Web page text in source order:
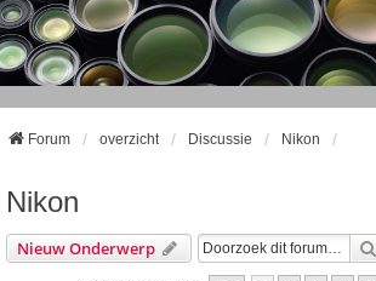
Forum overzicht Discussie Nikon
Nikon
Nieuw Onderwerp